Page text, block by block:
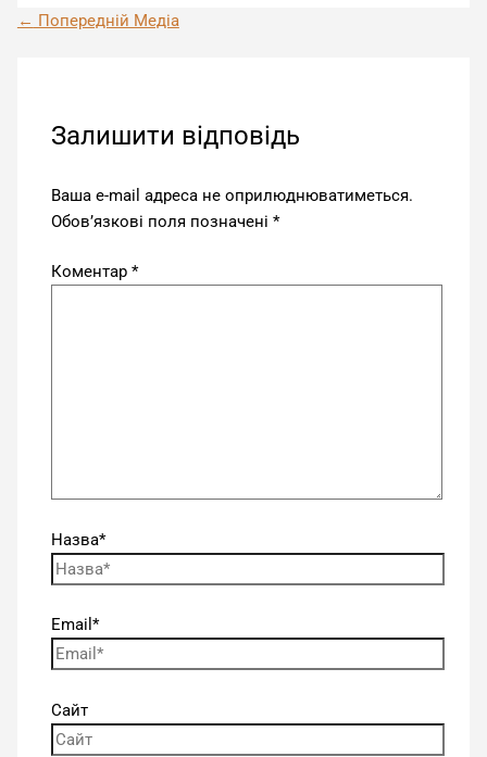
← Попередній Медіа
Залишити відповідь
Ваша e-mail адреса не оприлюднюватиметься.
Обов’язкові поля позначені*
Коментар*
Назва*
Email*
Сайт